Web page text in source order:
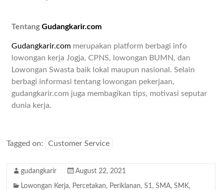
TentangGudangkarir.com
Gudangkarir.com merupakan platform berbagi info
lowongan kerja Jogja, CPNS, lowongan BUMN, dan
Lowongan Swasta baik lokal maupun nasional. Selain
berbagi informasi tentang lowongan pekerjaan,
gudangkarir.com juga membagikan tips, motivasi seputar
dunia kerja.
Tagged on: Customer Service
gudangkarir August 22, 2021
Lowongan Kerja, Percetakan, Periklanan,S1,SMA,SMK,